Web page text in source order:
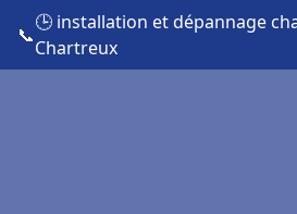
📞
🕒 installation et dépannage
Chartreux